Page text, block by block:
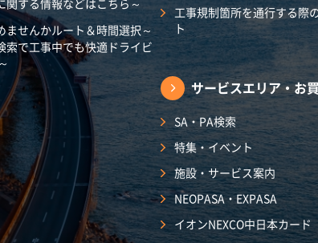
ませんかルート＆時間選択～
索で工事中でも快適ドライビ
工事規制箇所を通行する際
ト
サービスエリア・お
SA・PA検索
特集・イベント
施設・サービス案内
NEOPASA・EXPASA
イオンNEXCO中日本カード